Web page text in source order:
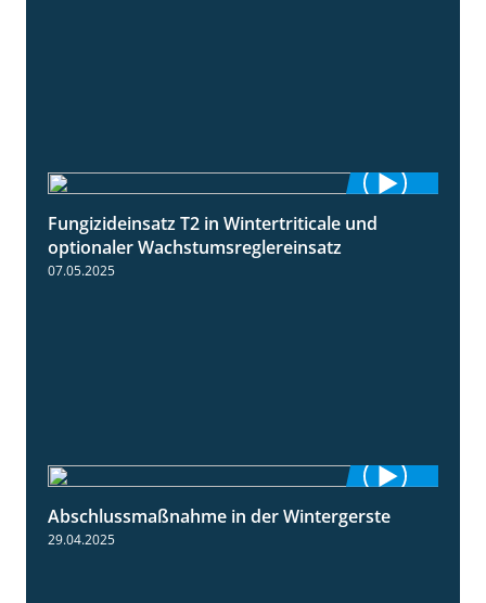
1:56
Fungizideinsatz T2 in Wintertriticale und
optionaler Wachstumsreglereinsatz
07.05.2025
1:49
Abschlussmaßnahme in der Wintergerste
29.04.2025